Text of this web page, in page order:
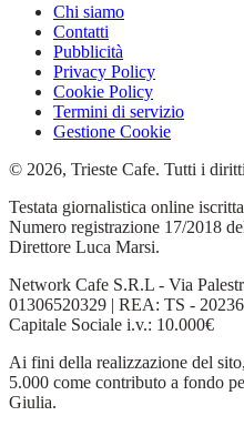
Chi siamo
Contatti
Pubblicità
Privacy Policy
Cookie Policy
Termini di servizio
Gestione Cookie
© 2026, Trieste Cafe. Tutti i
Testata giornalistica online
Numero registrazione 17/2018
Direttore Luca Marsi.
Network Cafe S.R.L - Via
01306520329 | REA: TS -
Capitale Sociale i.v.: 10.000€
Ai fini della realizzazione del
5.000 come contributo a fondo
Giulia.